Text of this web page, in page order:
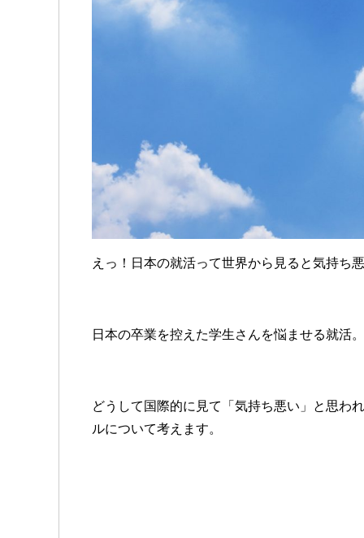
えっ！日本の就活って世界から見ると気持ち
日本の卒業を控えた学生さんを悩ませる就活
どうして国際的に見て「気持ち悪い」と思わ
ルについて考えます。